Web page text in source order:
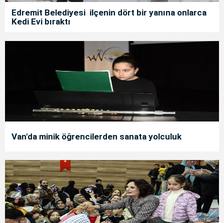
Edremit Belediyesi ilçenin dört bir yanına onlarca
Kedi Evi bıraktı
Van'da minik öğrencilerden sanata yolculuk